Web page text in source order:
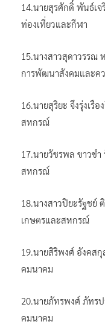
14.นายสุรศักดิ์ พันธ์เจ
ท่องเที่ยวและกีฬา
15.นางสาวสุดาวรรณ
การพัฒนาสังคมและค
16.นายสุริยะ จึงรุ่งเรื
สหกรณ์
17.นายวัชรพล ขาวขำ
สหกรณ์
18.นางสาวปิยะรัฐชย์
เกษตรและสหกรณ์
19.นายสิริพงศ์ อังคสกุ
คมนาคม
20.นายภัทรพงศ์ ภัทร
คมนาคม